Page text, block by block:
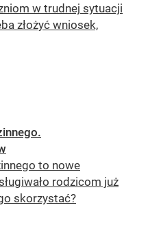
w trudnej sytuacji
złożyć wniosek,
to nowe
rodzicom już
skorzystać?